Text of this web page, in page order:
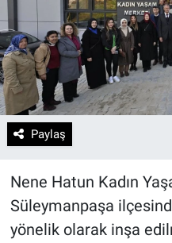
Paylaş
Nene Hatun Kadın
Süleymanpaşa
yönelik olarak inşa